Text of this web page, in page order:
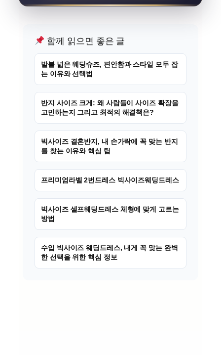
함께 읽으면 좋은 글
발볼 넓은 웨딩슈즈, 편안함과 스타일 모두 잡
는 이유와 선택법
반지 사이즈 크게: 왜 사람들이 사이즈 확장을
고민하는지 그리고 최적의 해결책은?
빅사이즈 결혼반지, 내 손가락에 꼭 맞는 반지
를 찾는 이유와 핵심 팁
프리미엄라벨 2번드레스 빅사이즈웨딩드레스
빅사이즈 셀프웨딩드레스 체형에 맞게 고르는
방법
수입 빅사이즈 웨딩드레스, 내게 꼭 맞는 완벽
한 선택을 위한 핵심 정보